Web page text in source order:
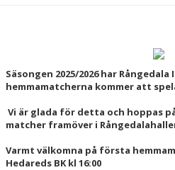
KONTAKT
Säsongen 2025/2026 har
hemmamatcherna kommer att
Vi är glada för detta och hoppas
matcher framöver i
Varmt välkomna på första
Hedareds BK kl 16:00